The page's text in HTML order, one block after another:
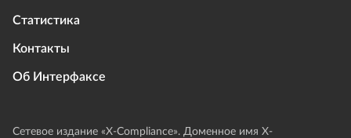
Статистика
Контакты
Об Интерфаксе
Сетевое издание «Х-Compliance». Доменное имя X-